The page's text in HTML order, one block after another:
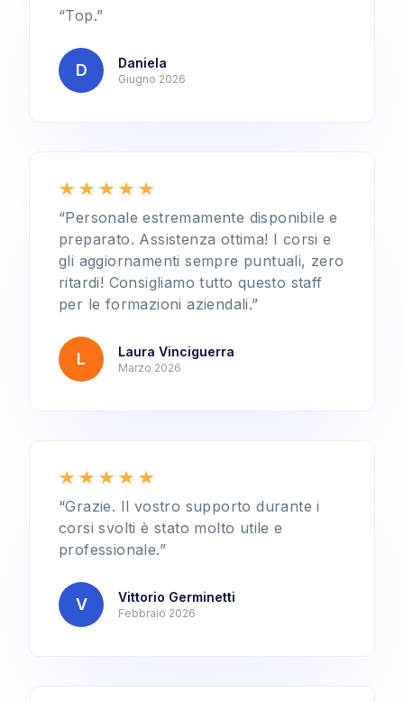
“Top.”
D Daniela
Giugno 2026
“Personale estremamente disponibile e
preparato. Assistenza ottima! I corsi e
gli aggiornamenti sempre puntuali, zero
ritardi! Consigliamo tutto questo staff
per le formazioni aziendali.”
L Laura Vinciguerra
Marzo 2026
“Grazie. Il vostro supporto durante i
corsi svolti è stato molto utile e
professionale.”
V Vittorio Germinetti
Febbraio 2026